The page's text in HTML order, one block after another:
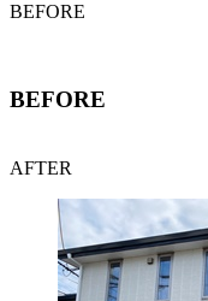
BEFORE
BEFORE
AFTER